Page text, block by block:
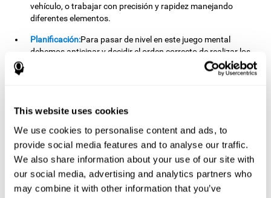
This website uses cookies
We use cookies to personalise content and ads, to
provide social media features and to analyse our traffic.
We also share information about your use of our site with
our social media, advertising and analytics partners who
may combine it with other information that you’ve
vehículo, o trabajar con precisión y rapidez manejando
diferentes elementos.
Planificación:Para pasar de nivel en este juego mental
debemos anticipar y decidir el orden correcto de realizar los
movimientos, y lograr ordenar las letras que conforman
esta importante habilidad cognitiva es fundamental para
nuestro día a día, pues nos permite "pensar en el futuro" y
anticipar mentalmente la forma de correcta de ejecutar una
tarea o alcanzar una menta específica. Como por ejemplo,
cuando planificamos cómo vamos a resolver las tareas de la
escuela, cómo vamos a llegar a un lugar determinado, cómo
vamos a estructurar un trabajo o qué tareas debemos